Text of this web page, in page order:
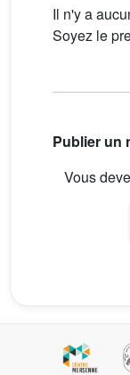
Il n'y a
Soyez le
Publier un
Vous